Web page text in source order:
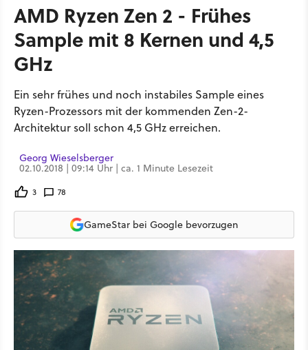
AMD Ryzen Zen 2 - Frühes
Sample mit 8 Kernen und 4,5
GHz
Ein sehr frühes und noch instabiles Sample eines
Ryzen-Prozessors mit der kommenden Zen-2-
Architektur soll schon 4,5 GHz erreichen.
Georg Wieselsberger
02.10.2018 | 09:14 Uhr | ca. 1 Minute Lesezeit
3 78
GameStar bei Google bevorzugen